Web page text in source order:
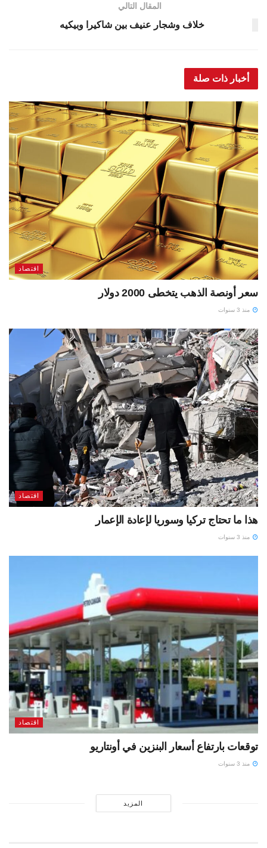
المقال التالي
خلاف وشجار عنيف بين شاكيرا وبيكيه
أخبار ذات صلة
اقتصاد
سعر أونصة الذهب يتخطى 2000 دولار
منذ 3 سنوات
اقتصاد
هذا ما تحتاج تركيا وسوريا لإعادة الإعمار
منذ 3 سنوات
اقتصاد
توقعات بارتفاع أسعار البنزين في أونتاريو
منذ 3 سنوات
المزيد